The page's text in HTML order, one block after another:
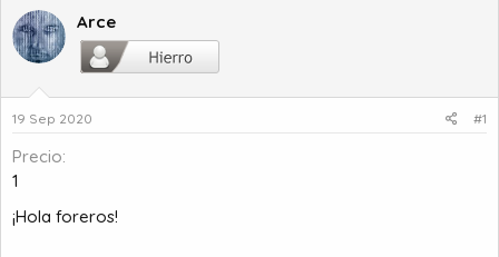
t
o
r
e
t
m
h
a
d
e
i
o
Arce
19 Sep 2020 #1
Precio
1
¡Hola foreros!